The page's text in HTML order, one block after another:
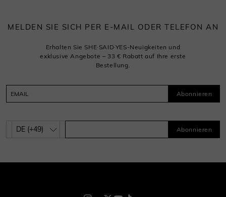
MELDEN SIE SICH PER E-MAIL ODER TELEFON AN
Erhalten Sie SHE·SAID·YES-Neuigkeiten und
exklusive Angebote – 33 € Rabatt auf Ihre erste
Bestellung.
Abonnieren
Abonnieren